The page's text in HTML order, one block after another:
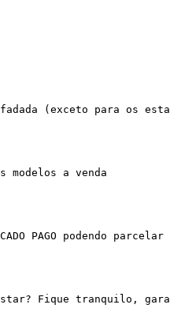
(exceto para os
modelos a venda
PAGO podendo
Fique tranquilo,